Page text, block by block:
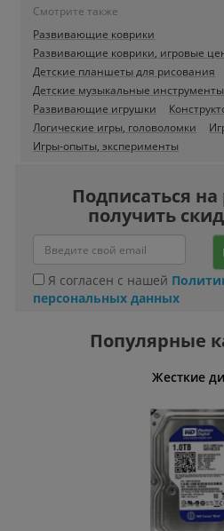
Смотрите также
Развивающие коврики
Развивающие коврики, игровые
Детские планшеты для рисования
Детские музыкальные инструменты
Развивающие игрушки
Логические игры, головоломки
Игры-опыты, эксперименты
Подписаться
получить
Я согласен с нашей
персональных данных
Популярные
Жесткие